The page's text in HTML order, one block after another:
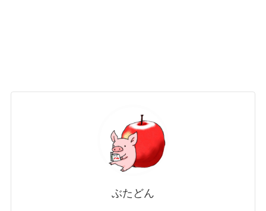
ぶたどん